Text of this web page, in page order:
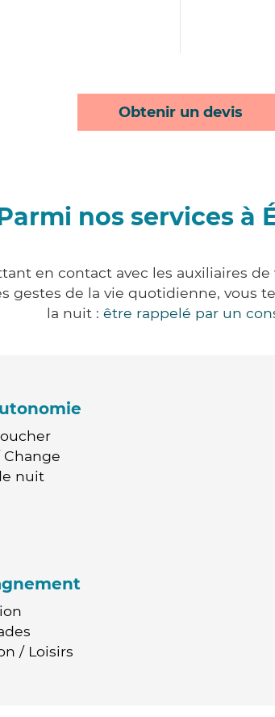
Obtenir un devis
nos services à
en contact avec les auxiliaires
gestes de la vie quotidienne, vous
la nuit : être rappelé par un
nuit
/ Loisirs